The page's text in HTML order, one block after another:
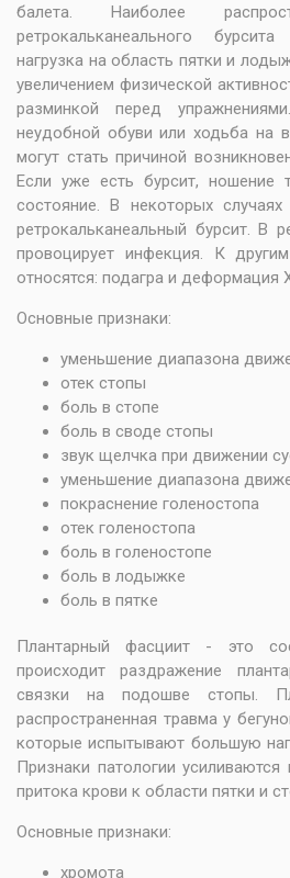
балета. Наиболее
ретрокальканеального
нагрузка на область пятки и
увеличением физической
разминкой перед
неудобной обуви или ходьба на
могут стать причиной
Если уже есть бурсит, ношение
состояние. В некоторых
ретрокальканеальный бурсит. В
провоцирует инфекция. К
относятся: подагра и деформация
Основные признаки:
уменьшение диапазона
отек стопы
боль в стопе
боль в своде стопы
звук щелчка при движении
уменьшение диапазона
покраснение голеностопа
отек голеностопа
боль в голеностопе
боль в лодыжке
боль в пятке
Плантарный фасциит - это
происходит раздражение
связки на подошве стопы.
распространенная травма у
которые испытывают большую
Признаки патологии
притока крови к области пятки и
Основные признаки:
хромота